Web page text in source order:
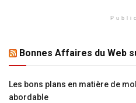
Bonnes Affaires du Web
Les bons plans en matière de
abordable